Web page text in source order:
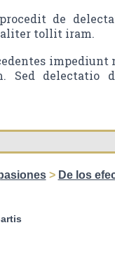
de
tollit iram.
impediunt
Sed delectatio
> De los